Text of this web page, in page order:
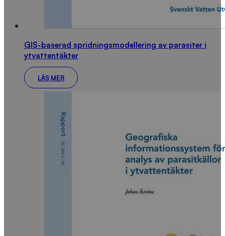
GIS-baserad spridningsmodellering av parasiter i
ytvattentäkter
LÄS MER